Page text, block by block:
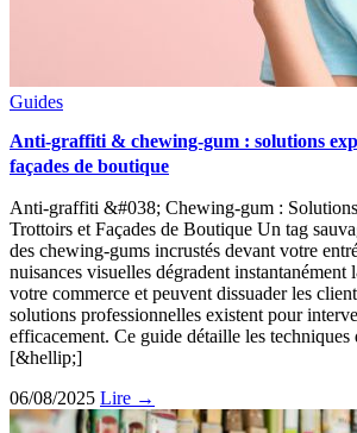
Guides
Anti-graffiti & chewing-gum : solutions
façades de boutique
Anti-graffiti &#038; Chewing-gum :
Trottoirs et Façades de Boutique Un tag
des chewing-gums incrustés devant votre
nuisances visuelles dégradent instantanément
votre commerce et peuvent dissuader les
solutions professionnelles existent pour
efficacement. Ce guide détaille les techniques
[&hellip;]
06/08/2025 Lire →